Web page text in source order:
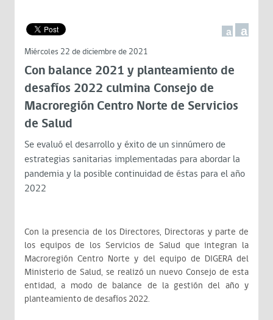
a a
Miércoles 22 de diciembre de 2021
Con balance 2021 y planteamiento de
desafíos 2022 culmina Consejo de
Macroregión Centro Norte de Servicios
de Salud
Se evaluó el desarrollo y éxito de un sinnúmero de
estrategias sanitarias implementadas para abordar la
pandemia y la posible continuidad de éstas para el año
2022
Con la presencia de los Directores, Directoras y parte de
los equipos de los Servicios de Salud que integran la
Macroregión Centro Norte y del equipo de DIGERA del
Ministerio de Salud, se realizó un nuevo Consejo de esta
entidad, a modo de balance de la gestión del año y
planteamiento de desafíos 2022.